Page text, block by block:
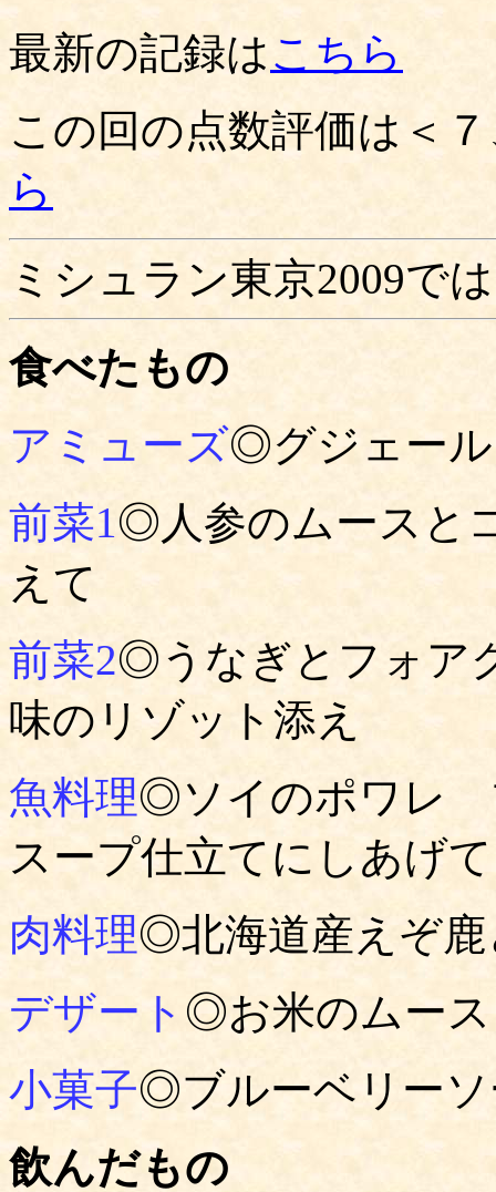
最新の記録はこちら
この回の点数評価は＜
ら
ミシュラン東京2009で
食べたもの
アミューズ◎グジェール
前菜1◎人参のムースと
えて
前菜2◎うなぎとフォア
味のリゾット添え
魚料理◎ソイのポワレ
スープ仕立てにしあげて
肉料理◎北海道産えぞ
デザート ◎お米のムー
小菓子◎ブルーベリー
飲んだもの